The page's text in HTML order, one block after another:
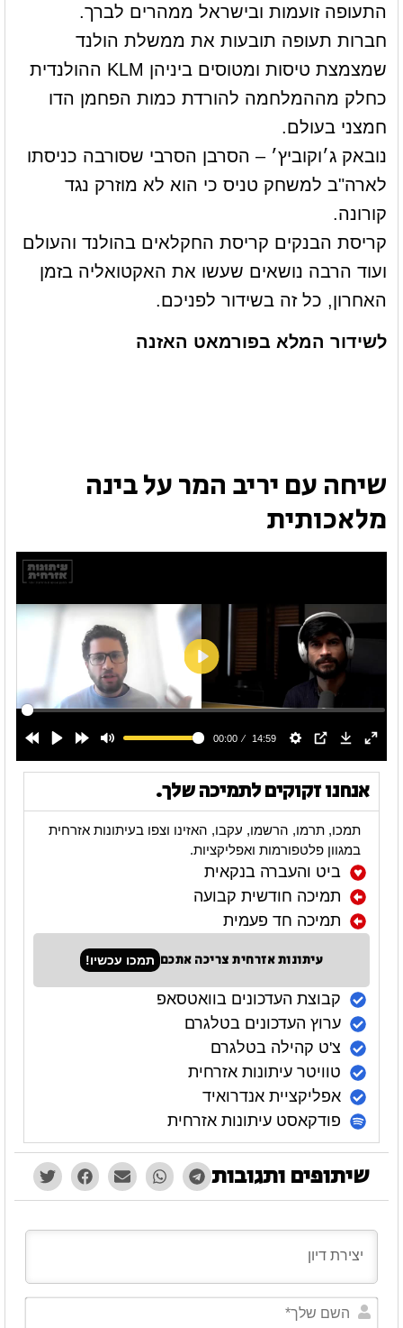
התעופה זועמות ובישראל ממהרים לברך.
חברות תעופה תובעות את ממשלת הולנד
שמצמצת טיסות ומטוסים ביניהן KLM ההולנדית
כחלק מההמלחמה להורדת כמות הפחמן הדו
חמצני בעולם.
נובאק ג׳וקוביץ׳ – הסרבן הסרבי שסורבה כניסתו
לארה"ב למשחק טניס כי הוא לא מוזרק נגד
קורונה.
קריסת הבנקים קריסת החקלאים בהולנד והעולם
ועוד הרבה נושאים שעשו את האקטואליה בזמן
האחרון, כל זה בשידור לפניכם.
לשידור המלא בפורמאט האזנה
שיחה עם יריב המר על בינה
מלאכותית
אנחנו זקוקים לתמיכה שלך.
תמכו, תרמו, הרשמו, עקבו, האזינו וצפו בעיתונות אזרחית
במגוון פלטפורמות ואפליקציות.
ביט והעברה בנקאית
תמיכה חודשית קבועה
תמיכה חד פעמית
עיתונות אזרחית צריכה אתכם תמכו עכשיו!
קבוצת העדכונים בוואטסאפ
ערוץ העדכונים בטלגרם
צ'ט קהילה בטלגרם
טוויטר עיתונות אזרחית
אפליקציית אנדרואיד
פודקאסט עיתונות אזרחית
שיתופים ותגובות